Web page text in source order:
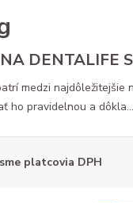
DENTALIFE
medzi najdôležitejšie
ho pravidelnou a dôkla...
platcovia DPH